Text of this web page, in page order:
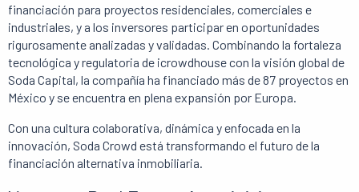
financiación para proyectos residenciales, comerciales e
industriales, y a los inversores participar en oportunidades
rigurosamente analizadas y validadas. Combinando la fortaleza
tecnológica y regulatoria de icrowdhouse con la visión global de
Soda Capital, la compañía ha financiado más de 87 proyectos en
México y se encuentra en plena expansión por Europa.
Con una cultura colaborativa, dinámica y enfocada en la
innovación, Soda Crowd está transformando el futuro de la
financiación alternativa inmobiliaria.